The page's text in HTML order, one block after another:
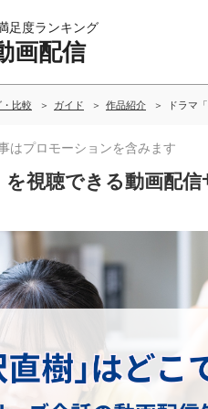
足度ランキング
画配信
比較 ガイド 作品紹介 ドラマ
はプロモーションを含みます
を視聴できる動画配